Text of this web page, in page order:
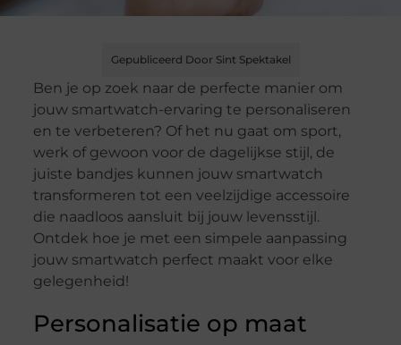
Gepubliceerd Door Sint Spektakel
Ben je op zoek naar de perfecte manier om
jouw smartwatch-ervaring te personaliseren
en te verbeteren? Of het nu gaat om sport,
werk of gewoon voor de dagelijkse stijl, de
juiste bandjes kunnen jouw smartwatch
transformeren tot een veelzijdige accessoire
die naadloos aansluit bij jouw levensstijl.
Ontdek hoe je met een simpele aanpassing
jouw smartwatch perfect maakt voor elke
gelegenheid!
Personalisatie op maat